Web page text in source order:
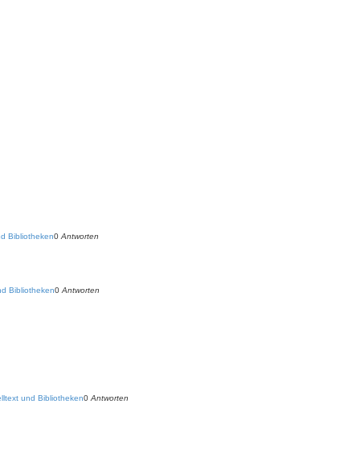
Bibliotheken0 Antworten
Bibliotheken0 Antworten
und Bibliotheken0 Antworten